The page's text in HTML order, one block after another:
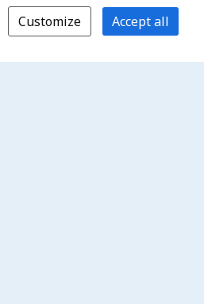
Customize Accept all